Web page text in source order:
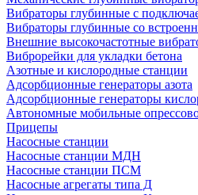
Вибраторы глубинные с
Вибраторы глубинные со
Внешние высокочастотные
Виброрейки для укладки бетона
Азотные и кислородные станции
Адсорбционные генераторы азота
Адсорбционные генераторы
Автономные мобильные
Прицепы
Насосные станции
Насосные станции МДН
Насосные станции ПСМ
Насосные агрегаты типа Д